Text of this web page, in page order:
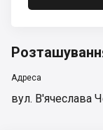
Адреса
вул. В'ячеслава